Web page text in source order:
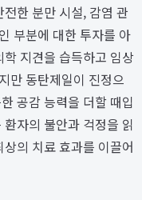
한 분만 시설, 감염 관
부분에 대한 투자를 아
지견을 습득하고 임상
만 동탄제일이 진정으
공감 능력을 더할 때입
자의 불안과 걱정을 읽
의 치료 효과를 이끌어